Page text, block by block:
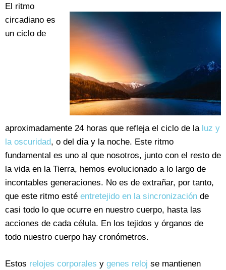
El ritmo
circadiano es
un ciclo de
aproximadamente 24 horas que refleja el ciclo de la luz y
la oscuridad, o del día y la noche. Este ritmo
fundamental es uno al que nosotros, junto con el resto de
la vida en la Tierra, hemos evolucionado a lo largo de
incontables generaciones. No es de extrañar, por tanto,
que este ritmo esté entretejido en la sincronización de
casi todo lo que ocurre en nuestro cuerpo, hasta las
acciones de cada célula. En los tejidos y órganos de
todo nuestro cuerpo hay cronómetros.
Estos relojes corporales y genes reloj se mantienen